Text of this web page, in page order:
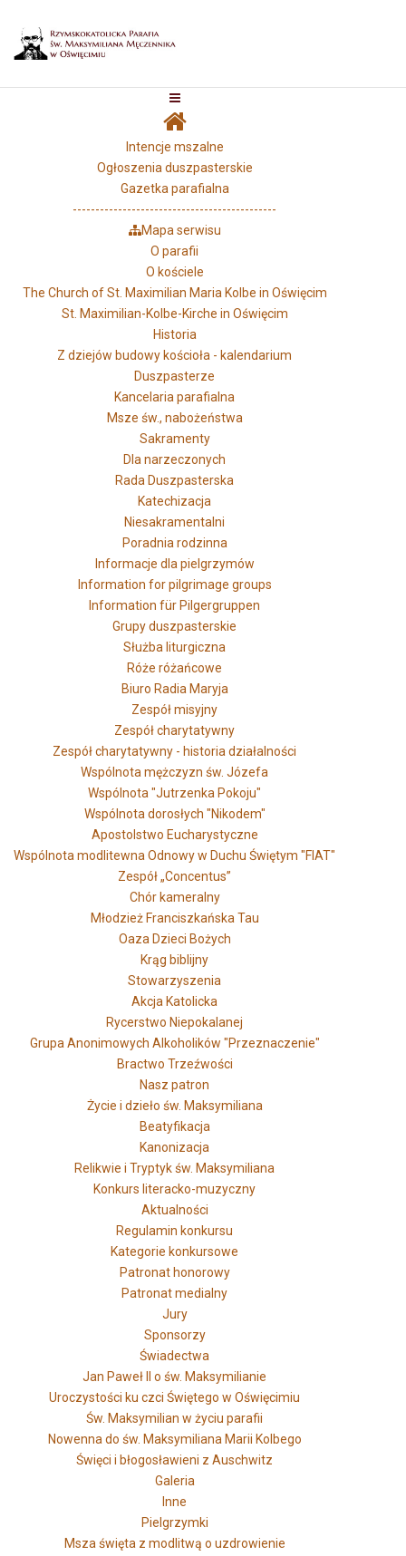
Intencje mszalne
Ogłoszenia duszpasterskie
Gazetka parafialna
---------------------------------------------
Mapa serwisu
O parafii
O kościele
The Church of St. Maximilian Maria Kolbe in Oświęcim
St. Maximilian-Kolbe-Kirche in Oświęcim
Historia
Z dziejów budowy kościoła - kalendarium
Duszpasterze
Kancelaria parafialna
Msze św., nabożeństwa
Sakramenty
Dla narzeczonych
Rada Duszpasterska
Katechizacja
Niesakramentalni
Poradnia rodzinna
Informacje dla pielgrzymów
Information for pilgrimage groups
Information für Pilgergruppen
Grupy duszpasterskie
Służba liturgiczna
Róże różańcowe
Biuro Radia Maryja
Zespół misyjny
Zespół charytatywny
Zespół charytatywny - historia działalności
Wspólnota mężczyzn św. Józefa
Wspólnota "Jutrzenka Pokoju"
Wspólnota dorosłych "Nikodem"
Apostolstwo Eucharystyczne
Wspólnota modlitewna Odnowy w Duchu Świętym "FIAT"
Zespół „Concentus”
Chór kameralny
Młodzież Franciszkańska Tau
Oaza Dzieci Bożych
Krąg biblijny
Stowarzyszenia
Akcja Katolicka
Rycerstwo Niepokalanej
Grupa Anonimowych Alkoholików "Przeznaczenie"
Bractwo Trzeźwości
Nasz patron
Życie i dzieło św. Maksymiliana
Beatyfikacja
Kanonizacja
Relikwie i Tryptyk św. Maksymiliana
Konkurs literacko-muzyczny
Aktualności
Regulamin konkursu
Kategorie konkursowe
Patronat honorowy
Patronat medialny
Jury
Sponsorzy
Świadectwa
Jan Paweł II o św. Maksymilianie
Uroczystości ku czci Świętego w Oświęcimiu
Św. Maksymilian w życiu parafii
Nowenna do św. Maksymiliana Marii Kolbego
Święci i błogosławieni z Auschwitz
Galeria
Inne
Pielgrzymki
Msza święta z modlitwą o uzdrowienie